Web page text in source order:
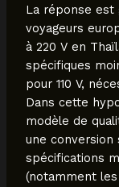
La réponse est
voyageurs
à 220 V en
spécifiques
pour 110 V,
Dans cette
modèle de
une conversion
spécifications
(notamment